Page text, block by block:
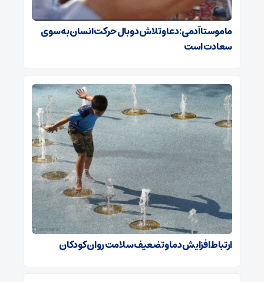
ماموستا آدمی: دعا و تلاش دو بال حرکت انسان به سوی
سعادت است
ارتباط افزایش دما و تضعیف سلامت روان کودکان